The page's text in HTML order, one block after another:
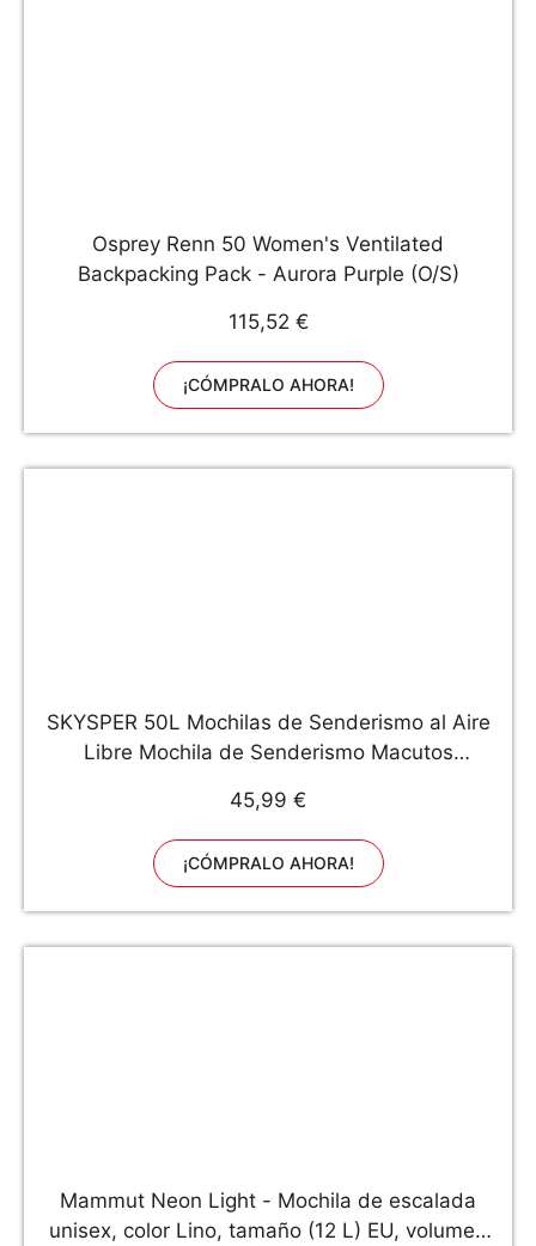
Osprey Renn 50 Women's Ventilated
Backpacking Pack - Aurora Purple (O/S)
115,52 €
¡CÓMPRALO AHORA!
SKYSPER 50L Mochilas de Senderismo al Aire
Libre Mochila de Senderismo Macutos
Excursiones Acampadas Trekking
45,99 €
¡CÓMPRALO AHORA!
Mammut Neon Light - Mochila de escalada
unisex, color Lino, tamaño (12 L) EU, volumen